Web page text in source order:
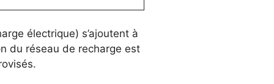
électrique) s’ajoutent à
du réseau de recharge est